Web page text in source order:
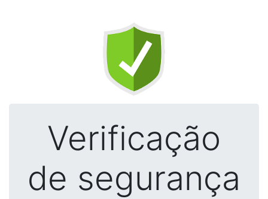
Verificação
de segurança